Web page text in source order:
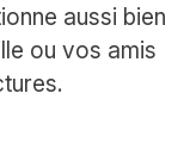
aussi bien
ou vos amis